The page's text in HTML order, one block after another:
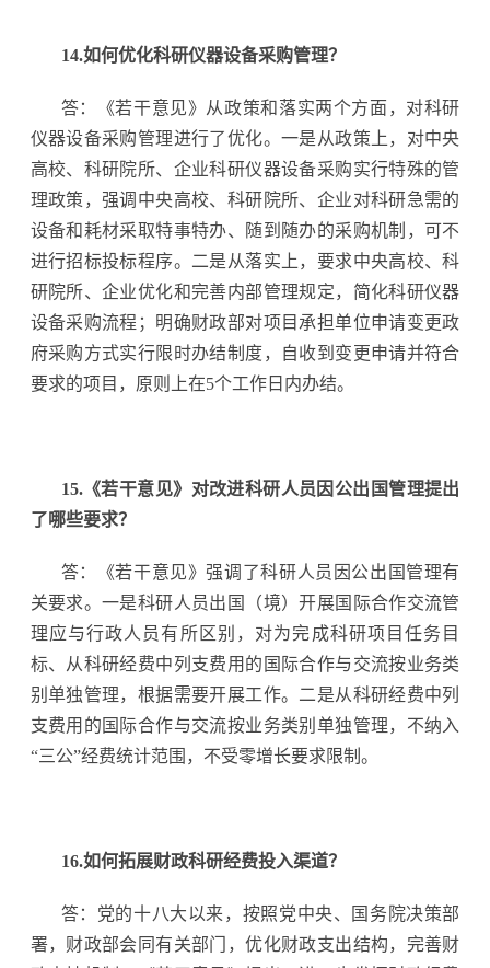
14.如何优化科研仪器设备采购管理？
答：《若干意见》从政策和落实两个方面，对科研
仪器设备采购管理进行了优化。一是从政策上，对中央
高校、科研院所、企业科研仪器设备采购实行特殊的管
理政策，强调中央高校、科研院所、企业对科研急需的
设备和耗材采取特事特办、随到随办的采购机制，可不
进行招标投标程序。二是从落实上，要求中央高校、科
研院所、企业优化和完善内部管理规定，简化科研仪器
设备采购流程；明确财政部对项目承担单位申请变更政
府采购方式实行限时办结制度，自收到变更申请并符合
要求的项目，原则上在5个工作日内办结。
15.《若干意见》对改进科研人员因公出国管理提出
了哪些要求？
答：《若干意见》强调了科研人员因公出国管理有
关要求。一是科研人员出国（境）开展国际合作交流管
理应与行政人员有所区别，对为完成科研项目任务目
标、从科研经费中列支费用的国际合作与交流按业务类
别单独管理，根据需要开展工作。二是从科研经费中列
支费用的国际合作与交流按业务类别单独管理，不纳入
“三公”经费统计范围，不受零增长要求限制。
16.如何拓展财政科研经费投入渠道？
答：党的十八大以来，按照党中央、国务院决策部
署，财政部会同有关部门，优化财政支出结构，完善财